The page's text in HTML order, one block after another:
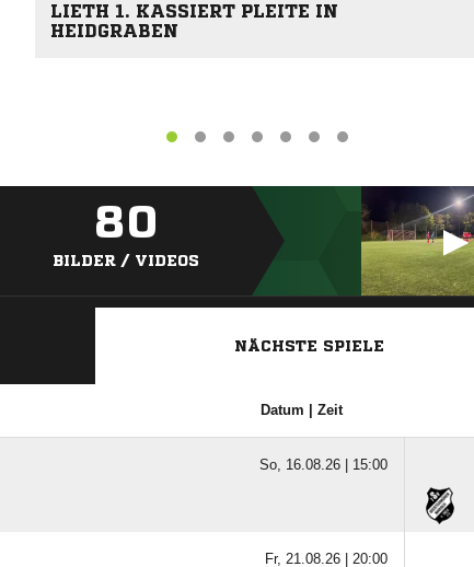
LIETH 1. KASSIERT PLEITE IN
HEIDGRABEN
80
BILDER / VIDEOS
NÄCHSTE SPIELE
Datum | Zeit
So, 16.08.26 | 15:00
Fr, 21.08.26 | 20:00